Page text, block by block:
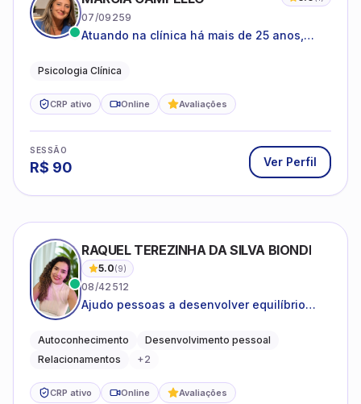
07/09259
Atuando na clínica há mais de 25 anos,
estruturas, com experiência em
Psicologia Clínica
CRP ativo Online Avaliações
SESSÃO
R$ 90 Ver Perfil
RAQUEL TEREZINHA DA SILVA BIONDI
5.0(9)
08/42512
Ajudo pessoas a desenvolver equilíbrio
Autoconhecimento
Desenvolvimento pessoal
Relacionamentos
+2
CRP ativo Online Avaliações